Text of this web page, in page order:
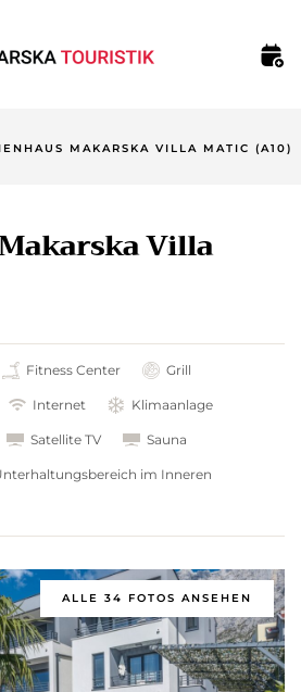
MAKARSKA VILLA MATIC (A10)
Villa
Fitness Center Grill
Internet Klimaanlage
Satellite TV Sauna
im Inneren
ALLE 34 FOTOS ANSEHEN